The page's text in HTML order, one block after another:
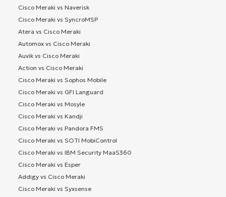
Cisco Meraki vs Naverisk
Cisco Meraki vs SyncroMSP
Atera vs Cisco Meraki
Automox vs Cisco Meraki
Auvik vs Cisco Meraki
Action vs Cisco Meraki
Cisco Meraki vs Sophos Mobile
Cisco Meraki vs GFI Languard
Cisco Meraki vs Mosyle
Cisco Meraki vs Kandji
Cisco Meraki vs Pandora FMS
Cisco Meraki vs SOTI MobiControl
Cisco Meraki vs IBM Security MaaS360
Cisco Meraki vs Esper
Addigy vs Cisco Meraki
Cisco Meraki vs Syxsense